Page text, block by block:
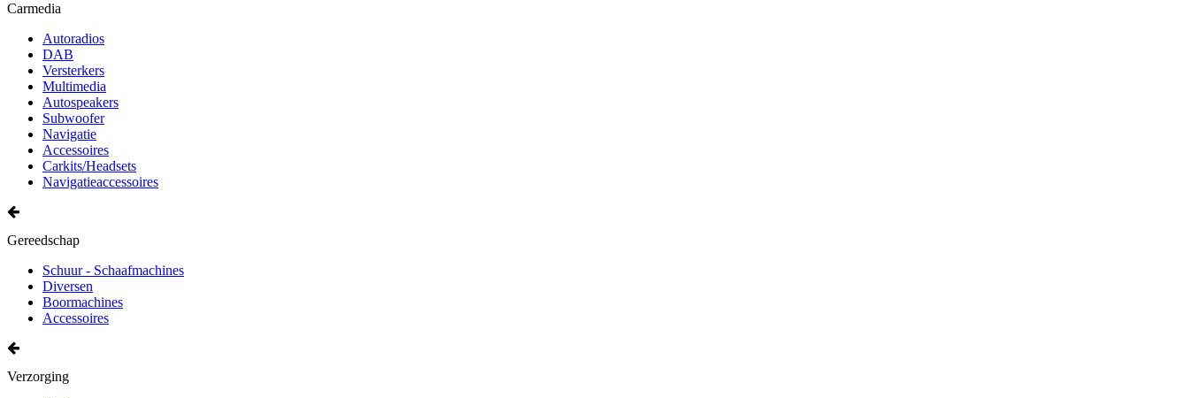
Carmedia
Autoradios
DAB
Versterkers
Multimedia
Autospeakers
Subwoofer
Navigatie
Accessoires
Carkits/Headsets
Navigatieaccessoires
Gereedschap
Schuur - Schaafmachines
Diversen
Boormachines
Accessoires
Verzorging